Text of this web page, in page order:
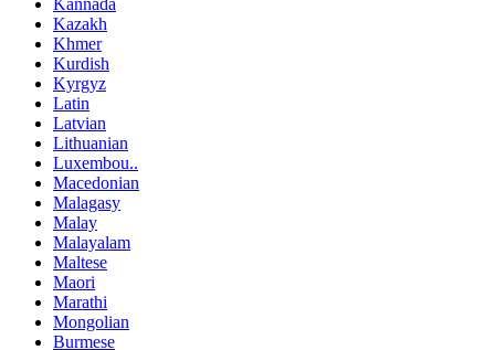
Kannada
Kazakh
Khmer
Kurdish
Kyrgyz
Latin
Latvian
Lithuanian
Luxembou..
Macedonian
Malagasy
Malay
Malayalam
Maltese
Maori
Marathi
Mongolian
Burmese